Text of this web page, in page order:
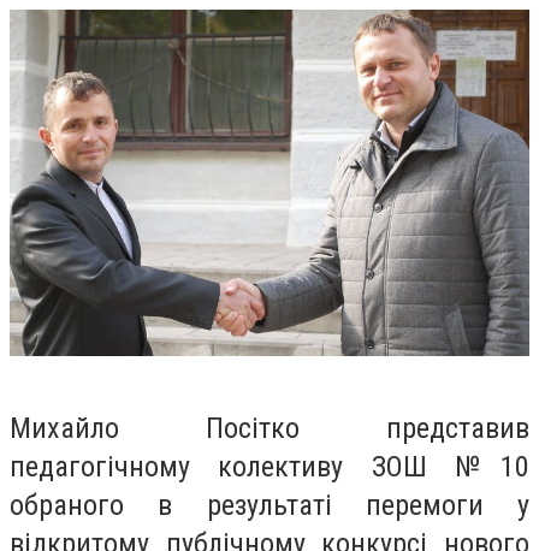
Михайло Посітко представив
педагогічному колективу ЗОШ №10
обраного в результаті перемоги у
відкритому публічному конкурсі нового